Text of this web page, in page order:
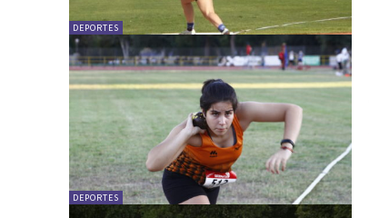
DEPORTES
DEPORTES